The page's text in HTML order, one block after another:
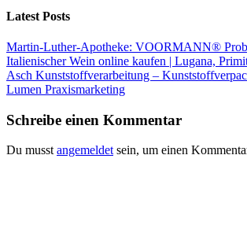
Latest Posts
Martin-Luther-Apotheke: VOORMANN®
Italienischer Wein online kaufen | Lugana,
Asch Kunststoffverarbeitung –
Lumen Praxismarketing
Schreibe einen Kommentar
Du musst angemeldet sein, um einen